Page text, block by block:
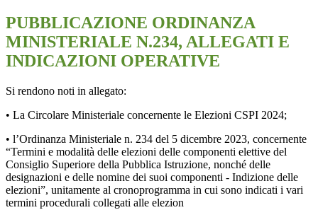
PUBBLICAZIONE ORDINANZA
MINISTERIALE N.234, ALLEGATI E
INDICAZIONI OPERATIVE
Si rendono noti in allegato:
• La Circolare Ministeriale concernente le Elezioni CSPI 2024;
• l’Ordinanza Ministeriale n. 234 del 5 dicembre 2023, concernente
“Termini e modalità delle elezioni delle componenti elettive del
Consiglio Superiore della Pubblica Istruzione, nonché delle
designazioni e delle nomine dei suoi componenti - Indizione delle
elezioni”, unitamente al cronoprogramma in cui sono indicati i vari
termini procedurali collegati alle elezion